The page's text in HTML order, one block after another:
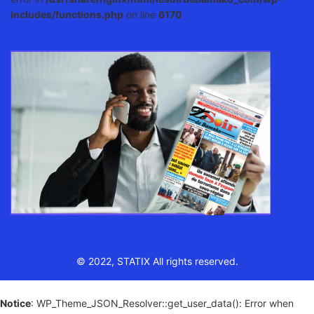
includes/functions.php on line 6170
© 2022, STATIX All rights reserved.
Notice: WP_Theme_JSON_Resolver::get_user_data(): Error when